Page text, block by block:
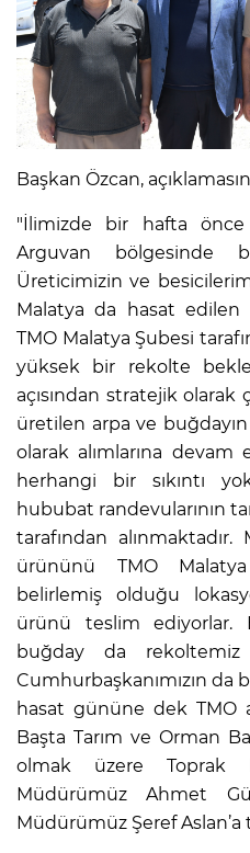
Başkan Özcan,
"İlimizde bir hafta
Arguvan bölgesinde
Üreticimizin ve
Malatya da hasat edilen
TMO Malatya Şubesi
yüksek bir rekolte
açısından stratejik
üretilen arpa ve
olarak alımlarına devam
herhangi bir sıkıntı
hububat randevularının
tarafından
ürününü TMO
belirlemiş olduğu
ürünü teslim
buğday da rekoltemiz
Cumhurbaşkanımızın
hasat gününe dek TMO
Başta Tarım ve Orman
olmak üzere Toprak
Müdürümüz Ahmet
Müdürümüz Şeref